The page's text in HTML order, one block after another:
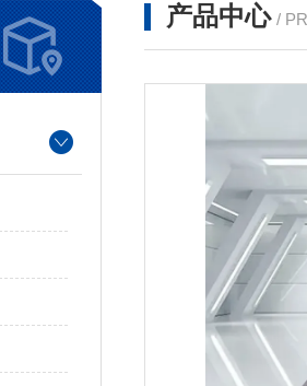
产品中心 /